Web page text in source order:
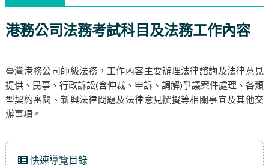
港務公司法務考試科目及法務工作內容
臺灣港務公司師級法務，工作內容主要辦理法律諮詢及法律意見
提供、民事、行政訴訟(含仲裁、申訴、調解)爭議案件處理、各類
型契約審閱、新興法律問題及法律意見撰擬等相關事宜及其他交
辦事項。
快速導覽目錄